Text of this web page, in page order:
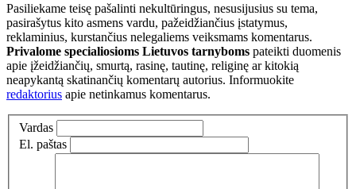
Pasiliekame teisę pašalinti nekultūringus, nesusijusius su tema,
pasirašytus kito asmens vardu, pažeidžiančius įstatymus,
reklaminius, kurstančius nelegaliems veiksmams komentarus.
Privalome specialiosioms Lietuvos tarnyboms pateikti duomenis
apie įžeidžiančių, smurtą, rasinę, tautinę, religinę ar kitokią
neapykantą skatinančių komentarų autorius. Informuokite
redaktorius apie netinkamus komentarus.
Vardas
El. paštas